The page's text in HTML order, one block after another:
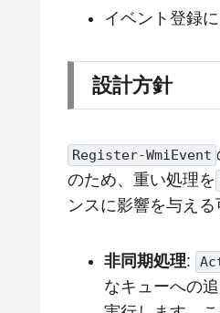
イベント登録
設計方針
Register-WmiEvent
のため、重い処理を
ンスに影響を与え
非同期処理:
なキューへの